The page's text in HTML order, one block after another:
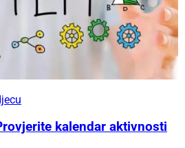
kalendar aktivnosti